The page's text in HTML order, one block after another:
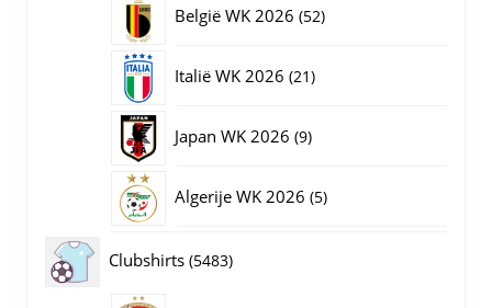
België WK 2026 5252
Italië WK 2026 2121
Japan WK 2026 99
Algerije WK 2026 55
Clubshirts 54835483